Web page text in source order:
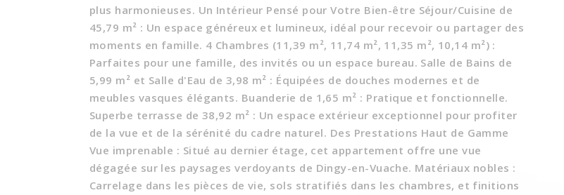
plus harmonieuses. Un Intérieur Pensé pour Votre Bien-être Séjour/Cuisine de
45,79 m² : Un espace généreux et lumineux, idéal pour recevoir ou partager des
moments en famille. 4 Chambres (11,39 m², 11,74 m², 11,35 m², 10,14 m²) :
Parfaites pour une famille, des invités ou un espace bureau. Salle de Bains de
5,99 m² et Salle d'Eau de 3,98 m² : Équipées de douches modernes et de
meubles vasques élégants. Buanderie de 1,65 m² : Pratique et fonctionnelle.
Superbe terrasse de 38,92 m² : Un espace extérieur exceptionnel pour profiter
de la vue et de la sérénité du cadre naturel. Des Prestations Haut de Gamme
Vue imprenable : Situé au dernier étage, cet appartement offre une vue
dégagée sur les paysages verdoyants de Dingy-en-Vuache. Matériaux nobles :
Carrelage dans les pièces de vie, sols stratifiés dans les chambres, et finitions